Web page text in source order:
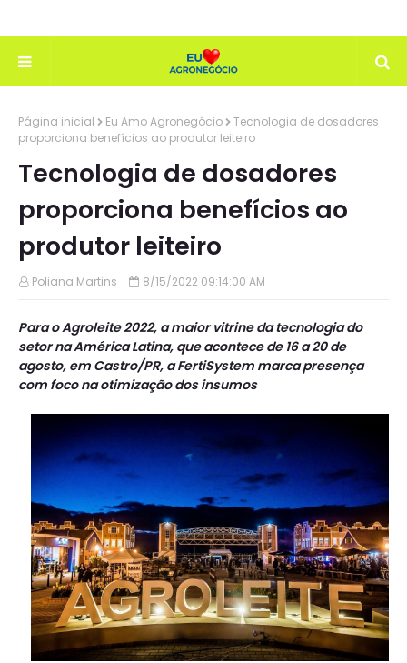
Página inicial Eu Amo Agronegócio
Tecnologia de dosadores
proporciona benefícios ao produtor leiteiro
Tecnologia de dosadores
proporciona benefícios ao
produtor leiteiro
Poliana Martins 8/15/2022 09:14:00 AM
Para o Agroleite 2022, a maior vitrine da tecnologia do
setor na América Latina, que acontece de 16 a 20 de
agosto, em Castro/PR, a FertiSystem marca presença
com foco na otimização dos insumos